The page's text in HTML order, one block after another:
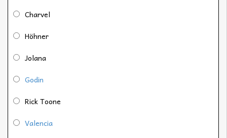
Charvel
Höhner
Jolana
Godin
Rick Toone
Valencia